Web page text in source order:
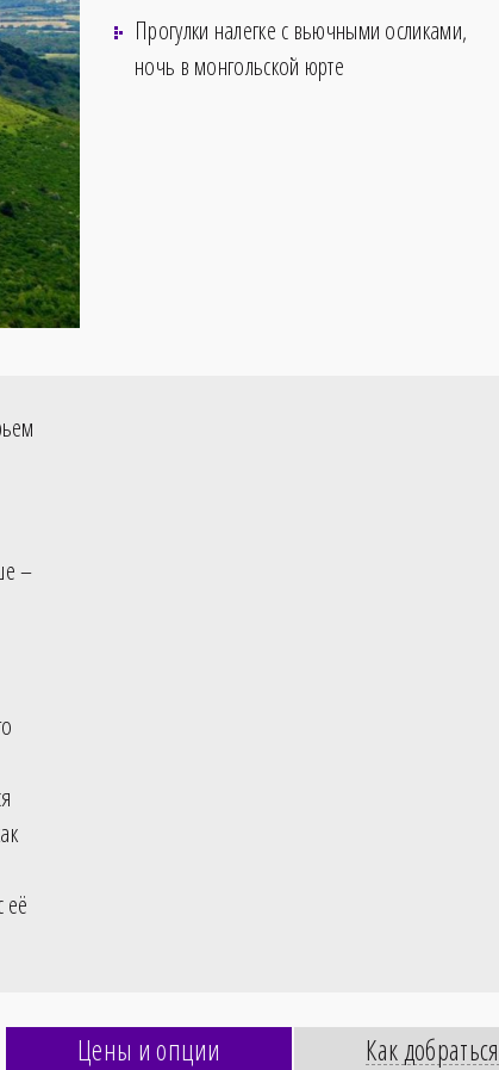
Прогулки налегке с вьючными осликами,
ночь в монгольской юрте
–
её
Цены и опции Как добраться